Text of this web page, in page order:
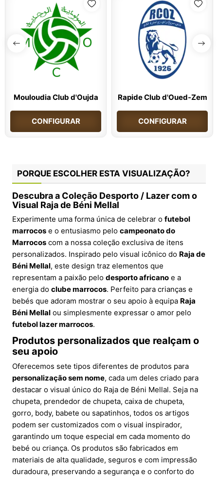
Mouloudia Club d'Oujda
CONFIGURAR
Rapide Club d'Oued-Zem
CONFIGURAR
PORQUE ESCOLHER ESTA VISUALIZAÇÃO?
Descubra a Coleção Desporto / Lazer com o
Visual Raja de Béni Mellal
Experimente uma forma única de celebrar o futebol
marrocos e o entusiasmo pelo campeonato do
Marrocos com a nossa coleção exclusiva de itens
personalizados. Inspirado pelo visual icônico do Raja de
Béni Mellal, este design traz elementos que
representam a paixão pelo desporto africano e a
energia do clube marrocos. Perfeito para crianças e
bebés que adoram mostrar o seu apoio à equipa Raja
Béni Mellal ou simplesmente expressar o amor pelo
futebol lazer marrocos.
Produtos personalizados que realçam o
seu apoio
Oferecemos sete tipos diferentes de produtos para
personalização sem nome, cada um deles criado para
destacar o visual único do Raja de Béni Mellal. Seja na
chupeta, prendedor de chupeta, caixa de chupeta,
gorro, body, babete ou sapatinhos, todos os artigos
podem ser customizados com o visual inspirador,
garantindo um toque especial em cada momento do
bebé ou criança. Os produtos são fabricados em
materiais de alta qualidade, seguros e com impressão
duradoura, preservando a segurança e o conforto do